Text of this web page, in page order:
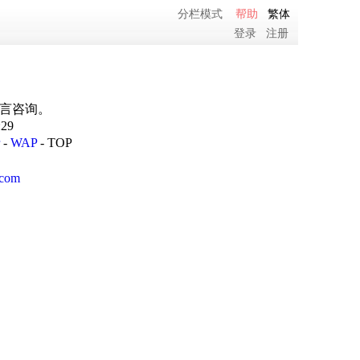
分栏模式 帮助
繁体
登录
注册
咨询。
- WAP- TOP